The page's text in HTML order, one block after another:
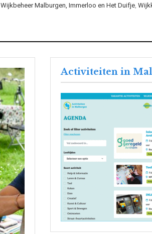
Wijkbeheer Malburgen, Immerloo en Het Duifje,
Activiteiten in